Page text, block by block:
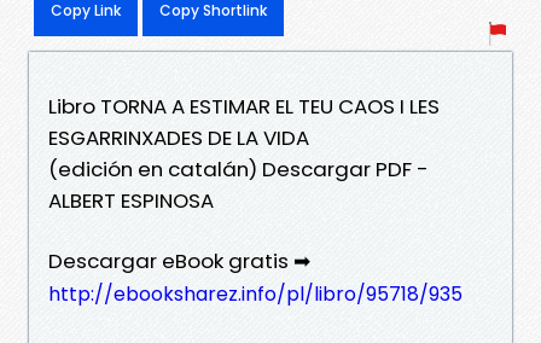
Copy Link Copy Shortlink
Libro TORNA A ESTIMAR EL TEU CAOS I LES
ESGARRINXADES DE LA VIDA
(edición en catalán) Descargar PDF -
ALBERT ESPINOSA
Descargar eBook gratis ➡
http://ebooksharez.info/pl/libro/95718/935